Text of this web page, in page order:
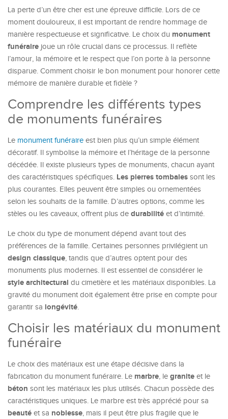
La perte d’un être cher est une épreuve difficile. Lors de ce
moment douloureux, il est important de rendre hommage de
manière respectueuse et significative. Le choix du monument
funéraire joue un rôle crucial dans ce processus. Il reflète
l’amour, la mémoire et le respect que l’on porte à la personne
disparue. Comment choisir le bon monument pour honorer cette
mémoire de manière durable et fidèle ?
Comprendre les différents types
de monuments funéraires
Le monument funéraire est bien plus qu’un simple élément
décoratif. Il symbolise la mémoire et l’héritage de la personne
décédée. Il existe plusieurs types de monuments, chacun ayant
des caractéristiques spécifiques. Les pierres tombales sont les
plus courantes. Elles peuvent être simples ou ornementées
selon les souhaits de la famille. D’autres options, comme les
stèles ou les caveaux, offrent plus de durabilité et d’intimité.
Le choix du type de monument dépend avant tout des
préférences de la famille. Certaines personnes privilégient un
design classique, tandis que d’autres optent pour des
monuments plus modernes. Il est essentiel de considérer le
style architectural du cimetière et les matériaux disponibles. La
gravité du monument doit également être prise en compte pour
garantir sa longévité.
Choisir les matériaux du monument
funéraire
Le choix des matériaux est une étape décisive dans la
fabrication du monument funéraire. Le marbre, le granite et le
béton sont les matériaux les plus utilisés. Chacun possède des
caractéristiques uniques. Le marbre est très apprécié pour sa
beauté et sa noblesse, mais il peut être plus fragile que le